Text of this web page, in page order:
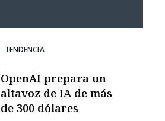
TENDENCIA
OpenAI prepara un
altavoz de IA de más
de 300 dólares